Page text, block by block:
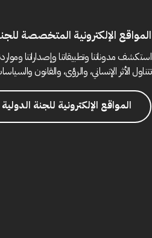
المواقع الإلكترونية المتخصصة
استكشف مدوناتنا وتطبيقاتنا وإصداراتنا
تتناول الأثر الإنساني، والرؤى، والقانون
المواقع الإلكترونية للجنة الدولية